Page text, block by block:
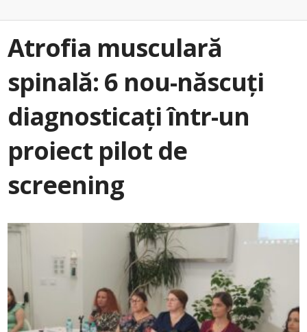
Atrofia musculară
spinală: 6 nou-născuți
diagnosticați într-un
proiect pilot de
screening